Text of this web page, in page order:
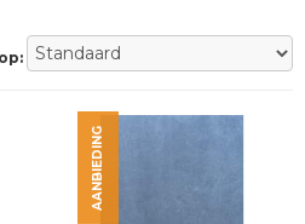
AANBIEDING